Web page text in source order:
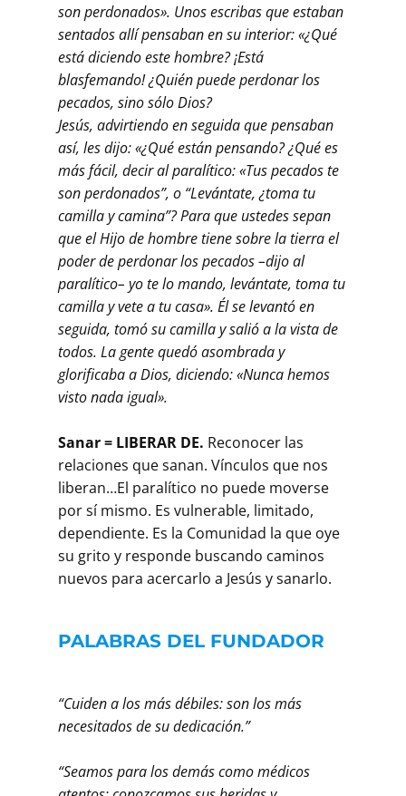
son perdonados». Unos escribas que estaban
sentados allí pensaban en su interior: «¿Qué
está diciendo este hombre? ¡Está
blasfemando!¿Quién puede perdonar los
pecados, sino sólo Dios?
Jesús, advirtiendo en seguida que pensaban
así, les dijo: «¿Qué están pensando?¿Qué es
más fácil, decir al paralítico: «Tus pecados te
son perdonados”, o “Levántate, ¿toma tu
camilla y camina”? Para que ustedes sepan
que el Hijo de hombre tiene sobre la tierra el
poder de perdonar los pecados –dijo al
paralítico– yo te lo mando, levántate, toma tu
camilla y vete a tu casa». Él se levantó en
seguida, tomó su camilla y salió a la vista de
todos. La gente quedó asombrada y
glorificaba a Dios, diciendo: «Nunca hemos
visto nada igual».
Sanar = LIBERAR DE. Reconocer las
relaciones que sanan. Vínculos que nos
liberan…El paralítico no puede moverse
por sí mismo. Es vulnerable, limitado,
dependiente. Es la Comunidad la que oye
su grito y responde buscando caminos
nuevos para acercarlo a Jesús y sanarlo.
PALABRAS DEL FUNDADOR
“Cuiden a los más débiles: son los más
necesitados de su dedicación.”
“Seamos para los demás como médicos